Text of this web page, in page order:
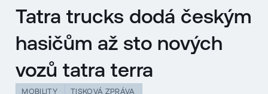
Tatra trucks dodá českým
hasičům až sto nových
vozů tatra terra
MOBILITY TISKOVÁ ZPRÁVA